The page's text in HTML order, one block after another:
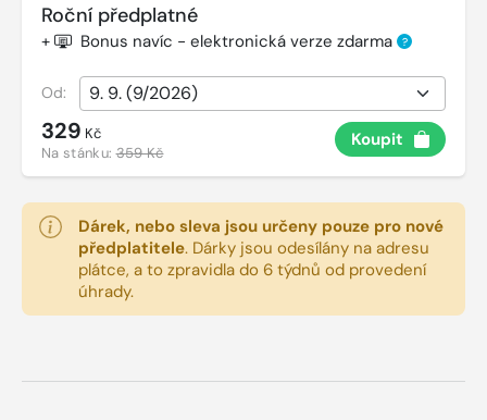
Roční předplatné
+ Bonus navíc - elektronická verze zdarma ?
Od:
329 Kč
Na stánku:359 Kč
Koupit
Dárek, nebo sleva jsou určeny pouze pro nové
předplatitele. Dárky jsou odesílány na adresu
plátce, a to zpravidla do 6 týdnů od provedení
úhrady.